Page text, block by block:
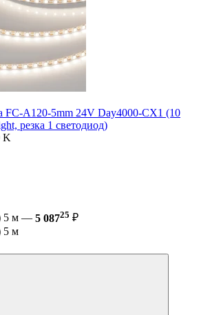
FC-A120-5mm 24V Day4000-CX1 (10
резка 1 светодиод)
K
5 м — 5 08725 ₽
5 м